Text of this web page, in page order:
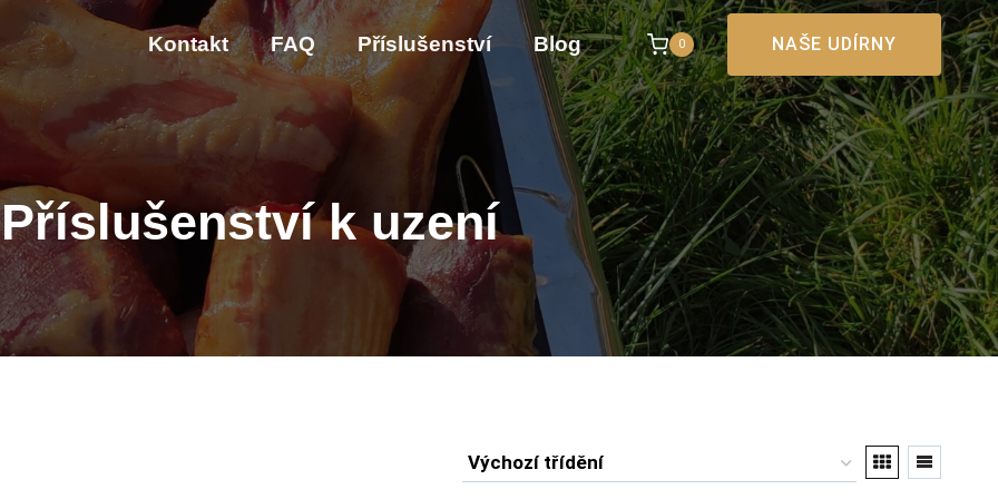
Kontakt FAQ Příslušenství Blog 0 NAŠE UDÍRNY
Příslušenství k uzení